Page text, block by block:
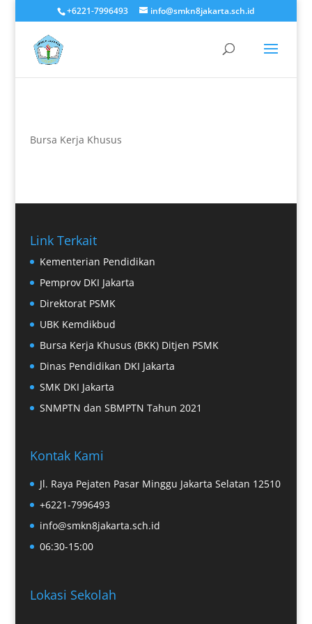
+6221-7996493 info@smkn8jakarta.sch.id
Bursa Kerja Khusus
Link Terkait
Kementerian Pendidikan
Pemprov DKI Jakarta
Direktorat PSMK
UBK Kemdikbud
Bursa Kerja Khusus (BKK) Ditjen PSMK
Dinas Pendidikan DKI Jakarta
SMK DKI Jakarta
SNMPTN dan SBMPTN Tahun 2021
Kontak Kami
Jl. Raya Pejaten Pasar Minggu Jakarta Selatan 12510
+6221-7996493
info@smkn8jakarta.sch.id
06:30-15:00
Lokasi Sekolah